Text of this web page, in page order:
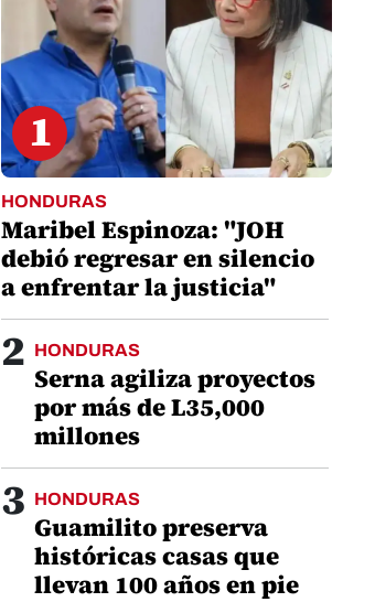
1
HONDURAS
Maribel Espinoza: "JOH
debió regresar en silencio
a enfrentar la justicia"
2 HONDURAS
Serna agiliza proyectos
por más de L35,000
millones
3 HONDURAS
Guamilito preserva
históricas casas que
llevan 100 años en pie